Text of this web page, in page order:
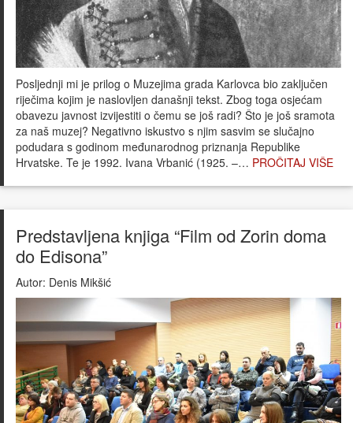
Posljednji mi je prilog o Muzejima grada Karlovca bio zaključen
riječima kojim je naslovljen današnji tekst. Zbog toga osjećam
obavezu javnost izvijestiti o čemu se još radi? Što je još sramota
za naš muzej? Negativno iskustvo s njim sasvim se slučajno
podudara s godinom međunarodnog priznanja Republike
Hrvatske. Te je 1992. Ivana Vrbanić (1925. –… PROČITAJ VIŠE
Predstavljena knjiga “Film od Zorin doma
do Edisona”
Autor: Denis Mikšić